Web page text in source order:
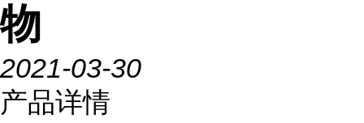
物
2021-03-30
产品详情